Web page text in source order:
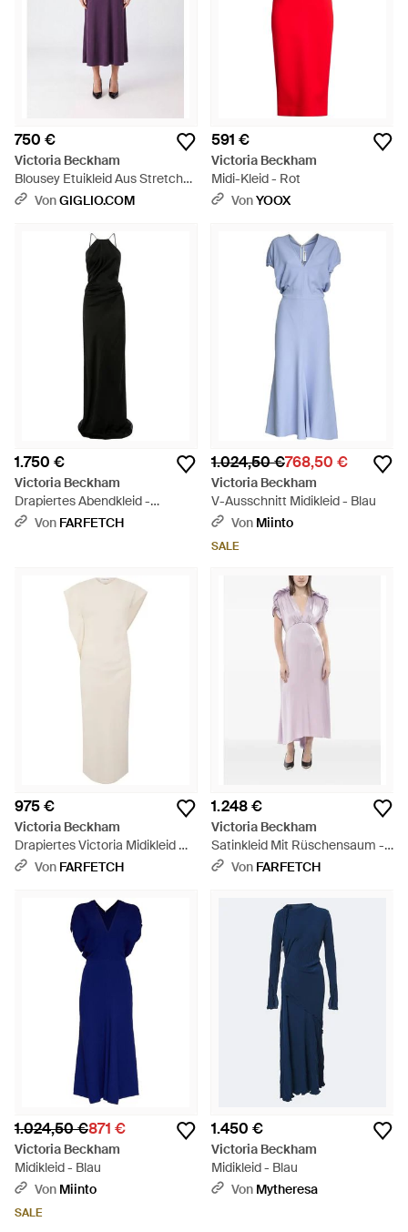
750 €
Victoria Beckham
Blousey Etuikleid Aus Stretch-
Jersey Mit Kurzen Ärmeln - Lila
VonGIGLIO.COM
591 €
Victoria Beckham
Midi-Kleid - Rot
VonYOOX
1.750 €
Victoria Beckham
Drapiertes Abendkleid -
Schwarz
Von FARFETCH
1.024,50 €768,50 €
Victoria Beckham
V-Ausschnitt Midikleid - Blau
Von Miinto
SALE
975 €
Victoria Beckham
Drapiertes Victoria Midikleid Mit
Asymmetrischen Ärmeln -
Von FARFETCH
1.248 €
Victoria Beckham
Satinkleid Mit Rüschensaum -
PinkVon FARFETCH
1.024,50 €871 €
Victoria Beckham
Midikleid - Blau
Von Miinto
SALE
1.450 €
Victoria Beckham
Midikleid - Blau
Von Mytheresa